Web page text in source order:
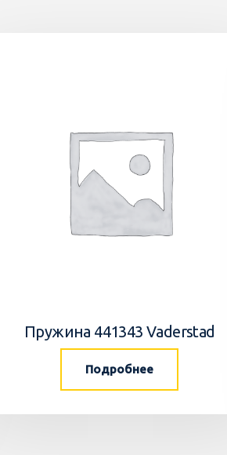
Пружина 441343 Vaderstad
Подробнее